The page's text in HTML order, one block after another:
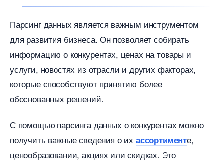
Парсинг данных является важным инструментом
для развития бизнеса.​ Он позволяет собирать
информацию о конкурентах, ценах на товары и
услуги, новостях из отрасли и других факторах,
которые способствуют принятию более
обоснованных решений.​
С помощью парсинга данных о конкурентах можно
получить важные сведения о их ассортименте,
ценообразовании, акциях или скидках.​ Это